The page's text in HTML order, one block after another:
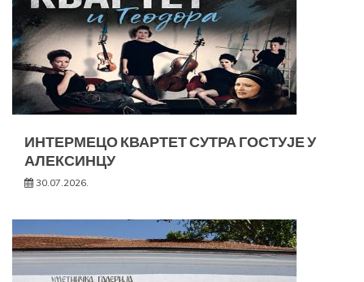
ИНТЕРМЕЦО КВАРТЕТ СУТРА ГОСТУЈЕ У
АЛЕКСИНЦУ
30.07.2026.